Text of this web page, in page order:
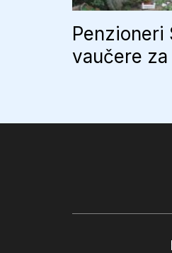
Penzioneri
vaučere